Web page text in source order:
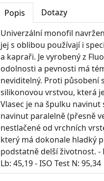
Popis
Dotazy
Univerzální monofil
jej s oblibou používají i
a kapraři. Je vyrobený z
odolnosti a pevnosti má
neviditelný. Proti působení
silikonovou vrstvou, která
Vlasec je na špulku
navinut paralelně (přesně
nestlačené od vrchních
který má dokonale hladký
podstatně delší životnost. -
Lb: 45,19 - ISO Test N: 95,34